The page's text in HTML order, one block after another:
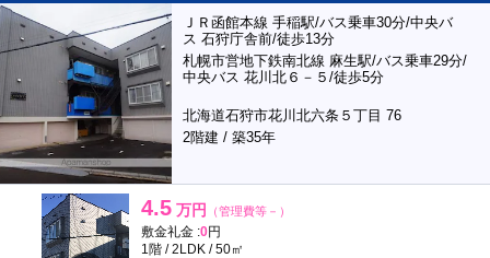
ＪＲ函館本線 手稲駅/バス乗車30分/中央バ
ス 石狩庁舎前/徒歩13分
札幌市営地下鉄南北線 麻生駅/バス乗車29分/
中央バス 花川北６－５/徒歩5分
北海道石狩市花川北六条５丁目 76
2階建 / 築35年
4.5 万円 （管理費等－）
敷金礼金 :0円
1階 / 2LDK / 50㎡